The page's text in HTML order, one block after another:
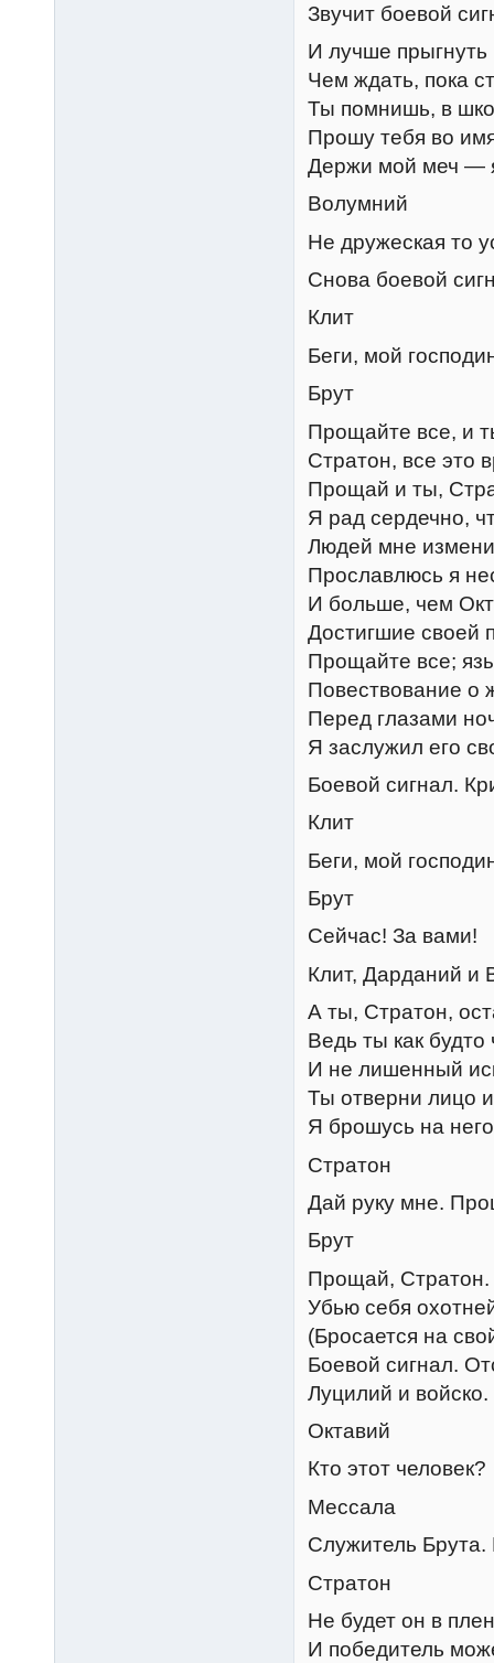
Звучит боевой
И лучше
Чем ждать, пока
Ты помнишь, в
Прошу тебя во
Держи мой меч —
Волумний
Не дружеская то
Снова боевой
Клит
Беги, мой
Брут
Прощайте все, и
Стратон, все это
Прощай и ты,
Я рад сердечно,
Людей мне
Прославлюсь я
И больше, чем
Достигшие своей
Прощайте все;
Повествование о
Перед глазами
Я заслужил его
Боевой сигнал.
Клит
Беги, мой
Брут
Сейчас! За вами!
Клит, Дарданий и
А ты, Стратон,
Ведь ты как
И не лишенный
Ты отверни лицо
Я брошусь на
Стратон
Дай руку мне.
Брут
Прощай, Стратон.
Убью себя
(Бросается на
Боевой сигнал.
Луцилий и войско.
Октавий
Кто этот человек?
Мессала
Служитель Брута.
Стратон
Не будет он в
И победитель